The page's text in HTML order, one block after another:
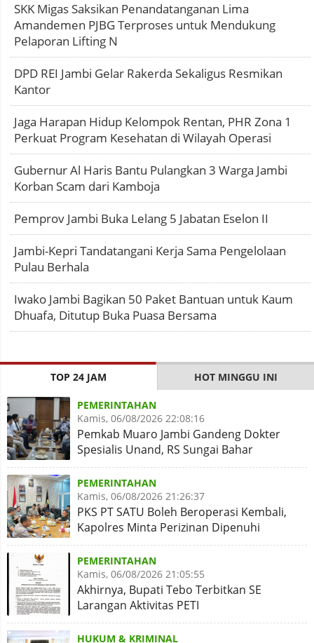
SKK Migas Saksikan Penandatanganan Lima
Amandemen PJBG Terproses untuk Mendukung
Pelaporan Lifting N
DPD REI Jambi Gelar Rakerda Sekaligus Resmikan
Kantor
Jaga Harapan Hidup Kelompok Rentan, PHR Zona 1
Perkuat Program Kesehatan di Wilayah Operasi
Gubernur Al Haris Bantu Pulangkan 3 Warga Jambi
Korban Scam dari Kamboja
Pemprov Jambi Buka Lelang 5 Jabatan Eselon II
Jambi-Kepri Tandatangani Kerja Sama Pengelolaan
Pulau Berhala
Iwako Jambi Bagikan 50 Paket Bantuan untuk Kaum
Dhuafa, Ditutup Buka Puasa Bersama
TOP 24 JAM HOT MINGGU INI
PEMERINTAHAN
Kamis, 06/08/2026 22:08:16
Pemkab Muaro Jambi Gandeng Dokter
Spesialis Unand, RS Sungai Bahar
Disiapkan Naik Kelas
PEMERINTAHAN
Kamis, 06/08/2026 21:26:37
PKS PT SATU Boleh Beroperasi Kembali,
Kapolres Minta Perizinan Dipenuhi
PEMERINTAHAN
Kamis, 06/08/2026 21:05:55
Akhirnya, Bupati Tebo Terbitkan SE
Larangan Aktivitas PETI
HUKUM & KRIMINAL